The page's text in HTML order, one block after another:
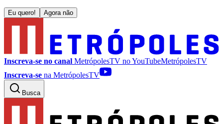
Eu quero! Agora não
Inscreva-se no canal MetrópolesTV noYouTubeMetrópolesTV
Inscreva-se na MetrópolesTV
Busca